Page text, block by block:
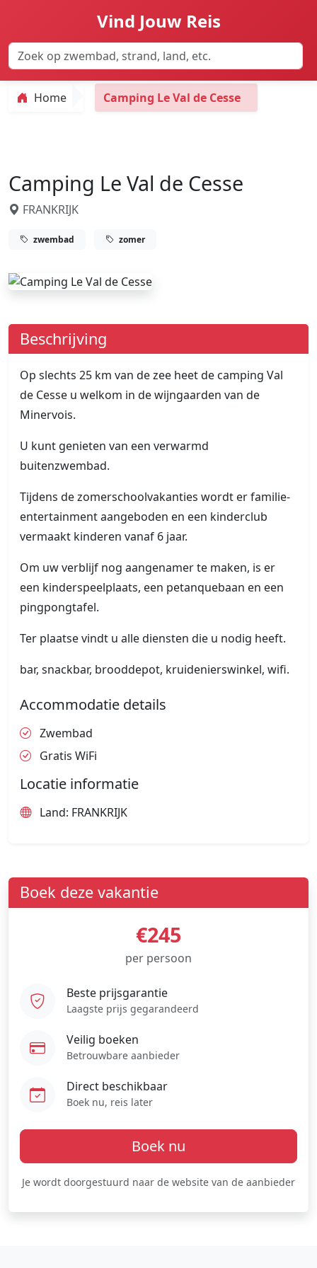
Vind Jouw Reis
Home Camping Le Val de Cesse
Camping Le Val de Cesse
FRANKRIJK
zwembad zomer
Beschrijving
Op slechts 25 km van de zee heet de camping Val
de Cesse u welkom in de wijngaarden van de
Minervois.
U kunt genieten van een verwarmd
buitenzwembad.
Tijdens de zomerschoolvakanties wordt er familie-
entertainment aangeboden en een kinderclub
vermaakt kinderen vanaf 6 jaar.
Om uw verblijf nog aangenamer te maken, is er
een kinderspeelplaats, een petanquebaan en een
pingpongtafel.
Ter plaatse vindt u alle diensten die u nodig heeft.
bar, snackbar, brooddepot, kruidenierswinkel, wifi.
Accommodatie details
Zwembad
Gratis WiFi
Locatie informatie
Land: FRANKRIJK
Boek deze vakantie
€245
per persoon
Beste prijsgarantie
Laagste prijs gegarandeerd
Veilig boeken
Betrouwbare aanbieder
Direct beschikbaar
Boek nu, reis later
Boek nu
Je wordt doorgestuurd naar de website van de aanbieder